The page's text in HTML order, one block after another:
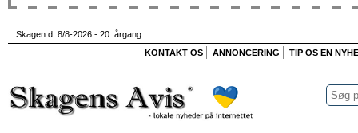
Skagen d. 8/8-2026 - 20. årgang
KONTAKT OS
ANNONCERING TIP OS EN